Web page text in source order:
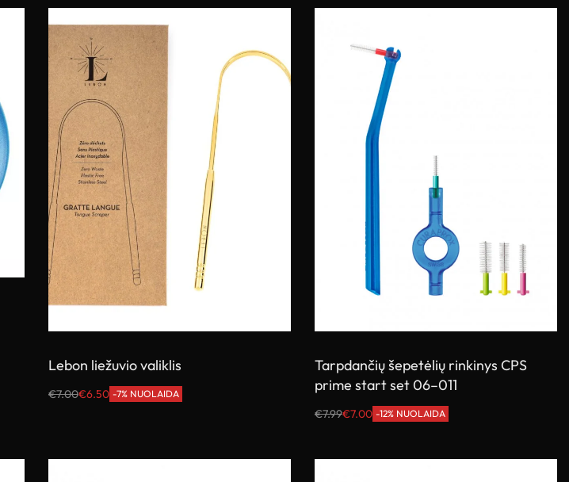
Lebon liežuvio valiklis
€7.00€6.50 -7% NUOLAIDA
Tarpdančių šepetėlių rinkinys CPS
prime start set 06–011
€7.99€7.00 -12% NUOLAIDA